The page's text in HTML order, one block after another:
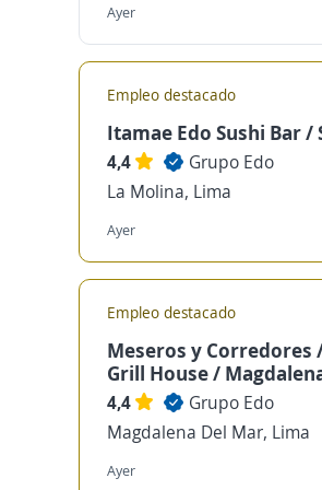
Ayer
Empleo destacado
Itamae Edo Sushi Bar /
4,4
Grupo Edo
La Molina, Lima
Ayer
Empleo destacado
Meseros y Corredores
Grill House /
4,4
Grupo Edo
Magdalena Del Mar, Lima
Ayer